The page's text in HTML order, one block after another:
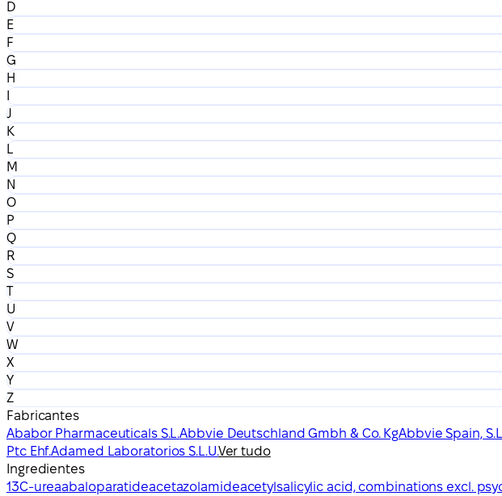
D
E
F
G
H
I
J
K
L
M
N
O
P
Q
R
S
T
U
V
W
X
Y
Z
Fabricantes
Ababor Pharmaceuticals S.L.Abbvie Deutschland Gmbh & Co. KgAbbvie Spain,
Ptc Ehf.Adamed Laboratorios S.L.U.Ver tudo
Ingredientes
13C-ureaabaloparatideacetazolamideacetylsalicylic acid, combinations excl.